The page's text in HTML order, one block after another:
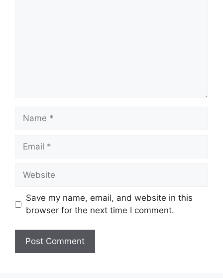
Name
Email
Website
Save my name, email, and website in this
browser for the next time I comment.